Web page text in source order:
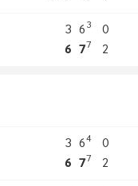
3 6 3
6 77
0
2
3 64
6 77
0
2